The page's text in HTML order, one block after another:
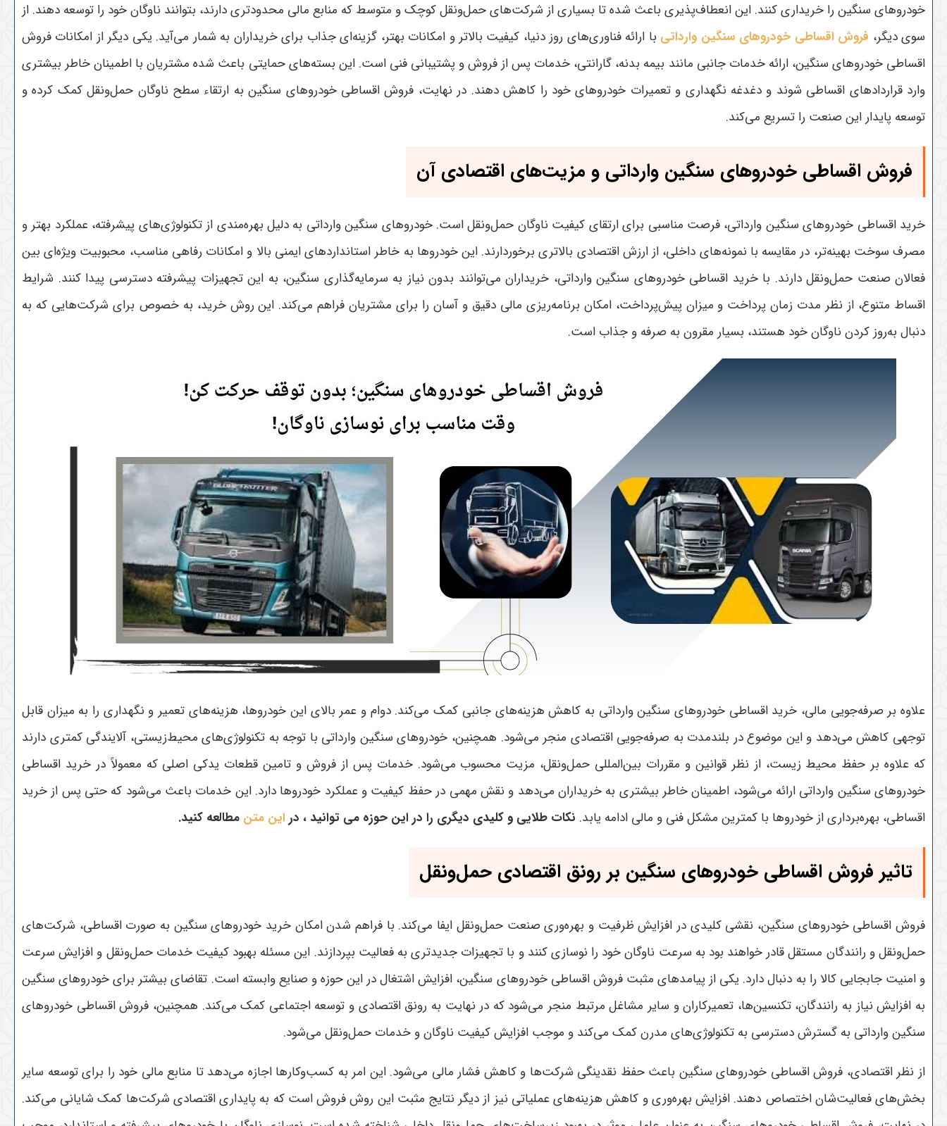
خودروهای سنگین را خریداری کنند. این انعطاف‌پذیری باعث شده تا بسیاری از شرکت‌های حمل‌ونقل کوچک و متوسط که منابع مالی محدودتری دارند، بتوانند ناوگان خود را توسعه دهند. از
سوی دیگر، فروش اقساطی خودروهای سنگین وارداتی با ارائه فناوری‌های روز دنیا، کیفیت بالاتر و امکانات بهتر، گزینه‌ای جذاب برای خریداران به شمار می‌آید. یکی دیگر از امکانات فروش
اقساطی خودروهای سنگین، ارائه خدمات جانبی مانند بیمه بدنه، گارانتی، خدمات پس از فروش و پشتیبانی فنی است. این بسته‌های حمایتی باعث شده مشتریان با اطمینان خاطر بیشتری
وارد قراردادهای اقساطی شوند و دغدغه نگهداری و تعمیرات خودروهای خود را کاهش دهند. در نهایت، فروش اقساطی خودروهای سنگین به ارتقاء سطح ناوگان حمل‌ونقل کمک کرده و
توسعه پایدار این صنعت را تسریع می‌کند.
فروش اقساطی خودروهای سنگین وارداتی و مزیت‌های اقتصادی آن
خرید اقساطی خودروهای سنگین وارداتی، فرصت مناسبی برای ارتقای کیفیت ناوگان حمل‌ونقل است. خودروهای سنگین وارداتی به دلیل بهره‌مندی از تکنولوژی‌های پیشرفته، عملکرد بهتر و
مصرف سوخت بهینه‌تر، در مقایسه با نمونه‌های داخلی، از ارزش اقتصادی بالاتری برخوردارند. این خودروها به خاطر استانداردهای ایمنی بالا و امکانات رفاهی مناسب، محبوبیت ویژه‌ای بین
فعالان صنعت حمل‌ونقل دارند. با خرید اقساطی خودروهای سنگین وارداتی، خریداران می‌توانند بدون نیاز به سرمایه‌گذاری سنگین، به این تجهیزات پیشرفته دسترسی پیدا کنند. شرایط
اقساط متنوع، از نظر مدت زمان پرداخت و میزان پیش‌پرداخت، امکان برنامه‌ریزی مالی دقیق و آسان را برای مشتریان فراهم می‌کند. این روش خرید، به خصوص برای شرکت‌هایی که به
دنبال به‌روز کردن ناوگان خود هستند، بسیار مقرون به صرفه و جذاب است.
علاوه بر صرفه‌جویی مالی، خرید اقساطی خودروهای سنگین وارداتی به کاهش هزینه‌های جانبی کمک می‌کند. دوام و عمر بالای این خودروها، هزینه‌های تعمیر و نگهداری را به میزان قابل
توجهی کاهش می‌دهد و این موضوع در بلندمدت به صرفه‌جویی اقتصادی منجر می‌شود. همچنین، خودروهای سنگین وارداتی با توجه به تکنولوژی‌های محیط‌زیستی، آلایندگی کمتری دارند
که علاوه بر حفظ محیط زیست، از نظر قوانین و مقررات بین‌المللی حمل‌ونقل، مزیت محسوب می‌شود. خدمات پس از فروش و تامین قطعات یدکی اصلی که معمولاً در خرید اقساطی
خودروهای سنگین وارداتی ارائه می‌شود، اطمینان خاطر بیشتری به خریداران می‌دهد و نقش مهمی در حفظ کیفیت و عملکرد خودروها دارد. این خدمات باعث می‌شود که حتی پس از خرید
اقساطی، بهره‌برداری از خودروها با کمترین مشکل فنی و مالی ادامه یابد. نکات طلایی و کلیدی دیگری را در این حوزه می توانید ، در این متن مطالعه کنید.
تاثیر فروش اقساطی خودروهای سنگین بر رونق اقتصادی حمل‌ونقل
فروش اقساطی خودروهای سنگین، نقشی کلیدی در افزایش ظرفیت و بهره‌وری صنعت حمل‌ونقل ایفا می‌کند. با فراهم شدن امکان خرید خودروهای سنگین به صورت اقساطی، شرکت‌های
حمل‌ونقل و رانندگان مستقل قادر خواهند بود به سرعت ناوگان خود را نوسازی کنند و با تجهیزات جدیدتری به فعالیت بپردازند. این مسئله بهبود کیفیت خدمات حمل‌ونقل و افزایش سرعت
و امنیت جابجایی کالا را به دنبال دارد. یکی از پیامدهای مثبت فروش اقساطی خودروهای سنگین، افزایش اشتغال در این حوزه و صنایع وابسته است. تقاضای بیشتر برای خودروهای سنگین
به افزایش نیاز به رانندگان، تکنسین‌ها، تعمیرکاران و سایر مشاغل مرتبط منجر می‌شود که در نهایت به رونق اقتصادی و توسعه اجتماعی کمک می‌کند. همچنین، فروش اقساطی خودروهای
سنگین وارداتی به گسترش دسترسی به تکنولوژی‌های مدرن کمک می‌کند و موجب افزایش کیفیت ناوگان و خدمات حمل‌ونقل می‌شود.
از نظر اقتصادی، فروش اقساطی خودروهای سنگین باعث حفظ نقدینگی شرکت‌ها و کاهش فشار مالی می‌شود. این امر به کسب‌وکارها اجازه می‌دهد تا منابع مالی خود را برای توسعه سایر
بخش‌های فعالیت‌شان اختصاص دهند. افزایش بهره‌وری و کاهش هزینه‌های عملیاتی نیز از دیگر نتایج مثبت این روش فروش است که به پایداری اقتصادی شرکت‌ها کمک شایانی می‌کند.